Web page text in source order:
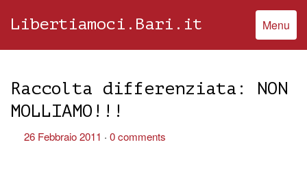
Libertiamoci.Bari.it Menu
Raccolta differenziata: NON
MOLLIAMO!!!
26 Febbraio 2011 0 comments